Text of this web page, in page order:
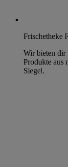
Frischetheke
Wir bieten dir
Produkte aus
Siegel.